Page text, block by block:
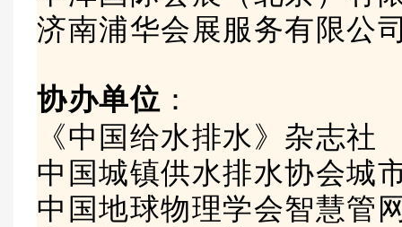
济南浦华会展服务有限公
协办单位 ：
《中国给水排水》杂志社
中国城镇供水排水协会城
中国地球物理学会智慧管